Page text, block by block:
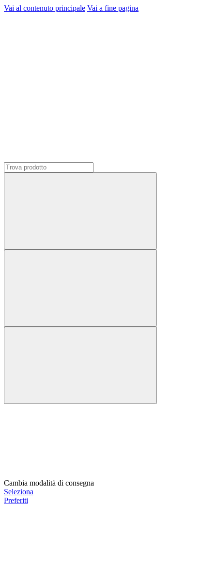
Vai al contenuto principale Vai a fine pagina
Cambia modalità di consegna
Seleziona
Preferiti